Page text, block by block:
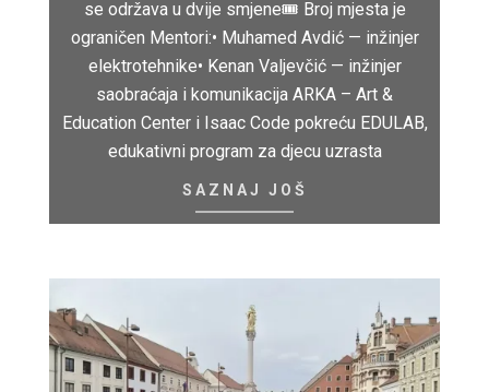
se održava u dvije smjene🎟 Broj mjesta je
ograničen Mentori:• Muhamed Avdić — inžinjer
elektrotehnike• Kenan Valjevčić — inžinjer
saobraćaja i komunikacija ARKA – Art &
Education Center i Isaac Code pokreću EDULAB,
edukativni program za djecu uzrasta
SAZNAJ JOŠ